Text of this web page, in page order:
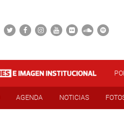
AGENDA NOTICIAS